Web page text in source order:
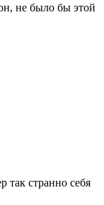
не было бы этой
так странно себя